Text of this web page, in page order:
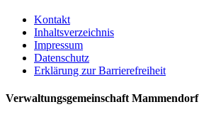
Kontakt
Inhaltsverzeichnis
Impressum
Datenschutz
Erklärung zur Barrierefreiheit
Verwaltungsgemeinschaft Mammendorf